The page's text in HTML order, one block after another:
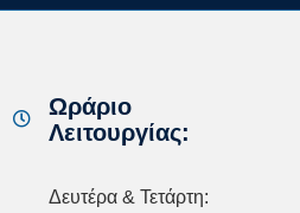
Ωράριο
Λειτουργίας:
Δευτέρα & Τετάρτη: